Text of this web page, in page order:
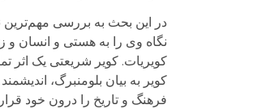
در این بحث به بررسی مهم‌ترین
نگاه وی را به هستی و انسان و
کویریات. کویر شریعتی یک اثر
کویر به بیان بلومنبرگ،
فرهنگ و تاریخ را درون خود